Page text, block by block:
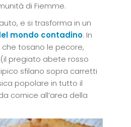
di Fiemme.
e si trasforma in un
mondo contadino. In
tosano le pecore,
pregiato abete rosso
sfilano sopra carretti
popolare in tutto il
cornice all’area della